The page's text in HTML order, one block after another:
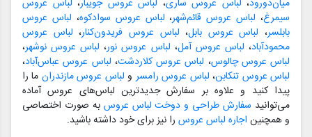
سیمرغ، لباس عروس قائم‌شهر، لباس عروس سوادکوه، لباس عروس
بابلسر، لباس عروس بابل، لباس عروس فریدون‌کنار، لباس عروس
محمودآباد، لباس عروس آمل، لباس عروس نور، لباس عروس نوشهر،
لباس عروس چالوس، لباس عروس کلاردشت، لباس عروس عباس‌آباد،
لباس عروس تنکابن، لباس عروس رامسر و لباس عروس مازندران ما را
پیدا کنید و علاوه بر سفارش جدیدترین لباس‌های عروس آماده
می‌توانید سفارش طراحی و دوخت لباس عروس به صورت اختصاصی
و همچنین اجاره لباس عروس را نیز برای خود داشته باشید.